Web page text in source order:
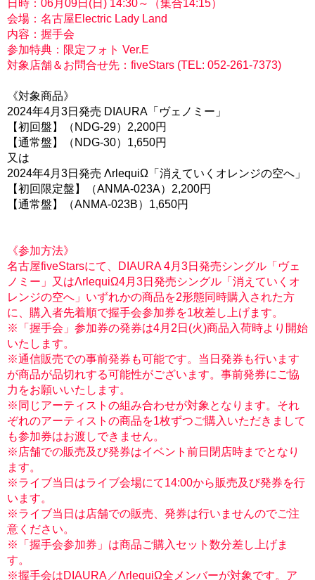
日時：06月09日(日) 14:30～（集合14:15）
会場：名古屋Electric Lady Land
内容：握手会
参加特典：限定フォト Ver.E
対象店舗＆お問合せ先：fiveStars (TEL: 052-261-7373)
《対象商品》
2024年4月3日発売 DIAURA「ヴェノミー」
【初回盤】（NDG-29）2,200円
【通常盤】（NDG-30）1,650円
又は
2024年4月3日発売 ΛrlequiΩ「消えていくオレンジの空へ」
【初回限定盤】（ANMA-023A）2,200円
【通常盤】（ANMA-023B）1,650円
《参加方法》
名古屋fiveStarsにて、DIAURA 4月3日発売シングル「ヴェ
ノミー」又はΛrlequiΩ4月3日発売シングル「消えていくオ
レンジの空へ」いずれかの商品を2形態同時購入された方
に、購入者先着順で握手会参加券を1枚差し上げます。
※「握手会」参加券の発券は4月2日(火)商品入荷時より開始
いたします。
※通信販売での事前発券も可能です。当日発券も行います
が商品が品切れする可能性がございます。事前発券にご協
力をお願いいたします。
※同じアーティストの組み合わせが対象となります。それ
ぞれのアーティストの商品を1枚ずつご購入いただきまして
も参加券はお渡しできません。
※店舗での販売及び発券はイベント前日閉店時までとなり
ます。
※ライブ当日はライブ会場にて14:00から販売及び発券を行
います。
※ライブ当日は店舗での販売、発券は行いませんのでご注
意ください。
※「握手会参加券」は商品ご購入セット数分差し上げま
す。
※握手会はDIAURA／ΛrlequiΩ全メンバーが対象です。ア